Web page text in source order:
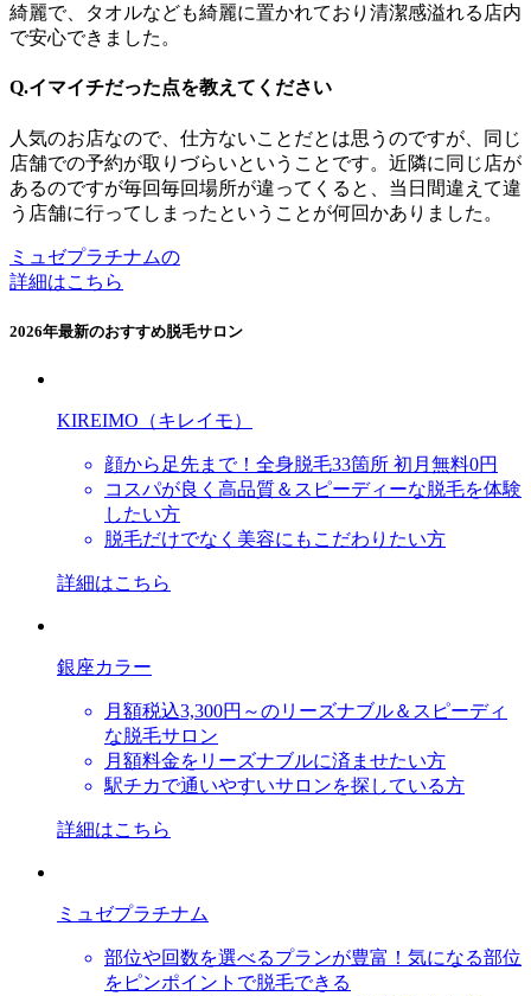
綺麗で、タオルなども綺麗に置かれており清潔感溢れる店内
で安心できました。
Q.イマイチだった点を教えてください
人気のお店なので、仕方ないことだとは思うのですが、同じ
店舗での予約が取りづらいということです。近隣に同じ店が
あるのですが毎回毎回場所が違ってくると、当日間違えて違
う店舗に行ってしまったということが何回かありました。
ミュゼプラチナムの
詳細はこちら
2026年最新のおすすめ脱毛サロン
KIREIMO（キレイモ）
顔から足先まで！全身脱毛33箇所 初月無料0円
コスパが良く高品質＆スピーディーな脱毛を体験
したい方
脱毛だけでなく美容にもこだわりたい方
詳細はこちら
銀座カラー
月額税込3,300円～のリーズナブル＆スピーディ
な脱毛サロン
月額料金をリーズナブルに済ませたい方
駅チカで通いやすいサロンを探している方
詳細はこちら
ミュゼプラチナム
部位や回数を選べるプランが豊富！気になる部位
をピンポイントで脱毛できる